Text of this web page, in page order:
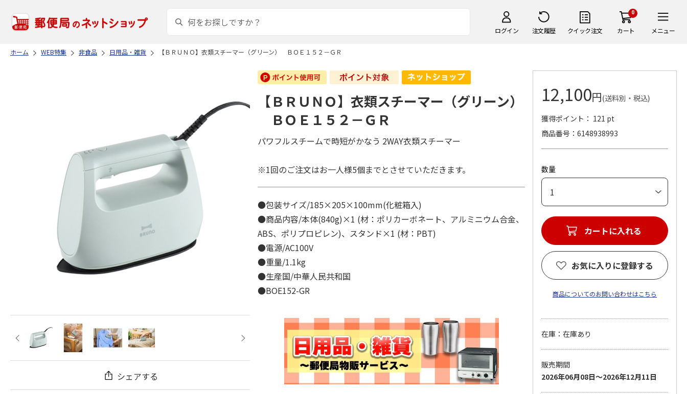
ログイン 注文履歴 クイック注文
0
カート メニュー
ホーム WEB特集 非食品 日用品・雑貨 【ＢＲＵＮＯ】衣類スチーマー（グリーン） ＢＯＥ１５２－ＧＲ
シェアする
【ＢＲＵＮＯ】衣類スチーマー（グリーン）
ＢＯＥ１５２－ＧＲ
パワフルスチームで時短がかなう 2WAY衣類スチーマー
※1回のご注文はお一人様5個までとさせていただきます。
●包装サイズ/185×205×100mm(化粧箱入)
●商品内容/本体(840g)×1 (材：ポリカーボネート、アルミニウム合金、
ABS、ポリプロピレン)、スタンド×1 (材：PBT)
●電源/AC100V
●重量/1.1kg
●生産国/中華人民共和国
●BOE152-GR
12,100円(送料別・税込)
獲得ポイント： 121 pt
商品番号
6148938993
数量
カートに入れる
お気に入りに登録する
商品についてのお問い合わせはこちら
在庫：在庫あり
販売期間
2026年06月08日～2026年12月11日